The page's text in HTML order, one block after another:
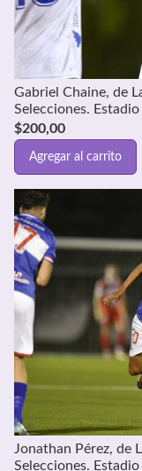
Gabriel Chaine, de
Selecciones.
$200,00
Agregar al carrito
Jonathan Pérez, de
Selecciones.